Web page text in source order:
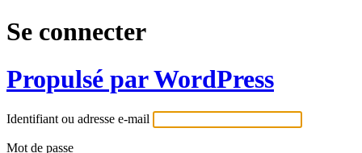
Se connecter
Propulsé par WordPress
Identifiant ou adresse e-mail
Mot de passe